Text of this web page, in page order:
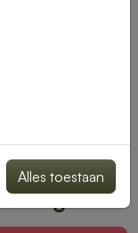
van heerlijke
het
die bij jouw
Alles toestaan